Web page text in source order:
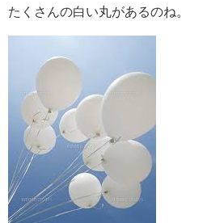
たくさんの白い丸があるのね。